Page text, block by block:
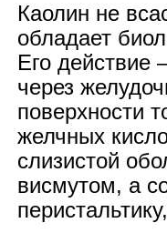
Каолин не
обладает
Его действие
через
поверхности
желчных
слизистой
висмутом, а